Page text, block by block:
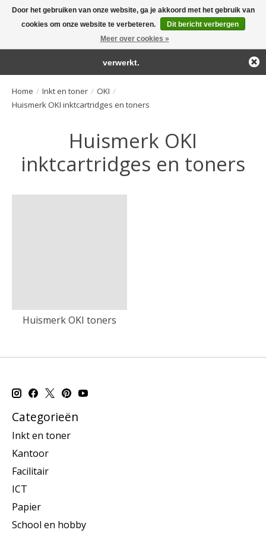
Large selection of products and fast shipping!
Home / Inkt en toner / OKI /
Huismerk OKI inktcartridges en toners
Huismerk OKI
inktcartridges en toners
Huismerk OKI toners
Categorieën
Inkt en toner
Kantoor
Facilitair
ICT
Papier
School en hobby
Door het gebruiken van onze website, ga je akkoord met het gebruik van
cookies om onze website te verbeteren.
Dit bericht verbergen
Meer over cookies »
← Keer terug naar de backofficeDeze winkel is in aanbouw.
Eventueel geplaatste orders zullen niet worden gehonoreerd of
verwerkt.